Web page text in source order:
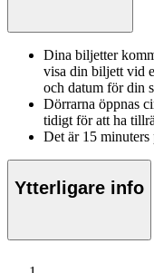
Dina biljetter
visa din biljett vid
och datum för din
Dörrarna öppnas
tidigt för att ha
Det är 15 minuters
Ytterligare info